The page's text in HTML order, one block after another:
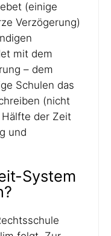
(einige
Verzögerung)
mit dem
– dem
Schulen das
(nicht
der Zeit
und
System